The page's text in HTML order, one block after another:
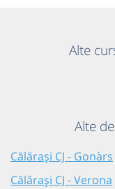
Alte
Alte
Călărași CJ - Gonàrs
Călărași CJ - Verona